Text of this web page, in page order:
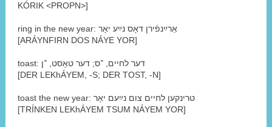
KÓRIK <PROPN>]
ring in the new year: אַרײַנפֿירן דאָס נײַע יאָר
[ARÁYNFIRN DOS NÁYE YOR]
toast: דער לחיים, ־ס; דער טאָסט, ־ן
[DER LEKhÁYEM, -S; DER TOST, -N]
toast the new year: טרינקען לחיים צום נײַעם יאָר
[TRÍNKEN LEKhÁYEM TSUM NÁYEM YOR]